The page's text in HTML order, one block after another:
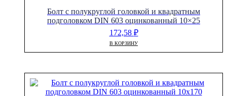
Болт с полукруглой головкой и квадратным
подголовком DIN 603 оцинкованный 10×25
172,58 ₽
В КОРЗИНУ